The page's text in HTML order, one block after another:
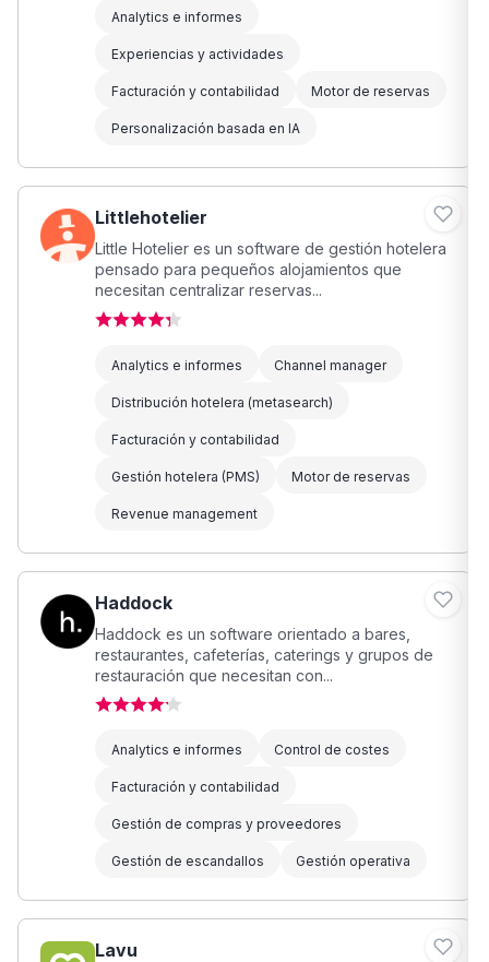
Analytics e informes
Experiencias y actividades
Facturación y contabilidad Motor de reservas
Personalización basada en IA
Littlehotelier
Little Hotelier es un software de gestión hotelera
pensado para pequeños alojamientos que
necesitan centralizar reservas...
Analytics e informes Channel manager
Distribución hotelera (metasearch)
Facturación y contabilidad
Gestión hotelera (PMS) Motor de reservas
Revenue management
Haddock
Haddock es un software orientado a bares,
restaurantes, cafeterías, caterings y grupos de
restauración que necesitan con...
Analytics e informes Control de costes
Facturación y contabilidad
Gestión de compras y proveedores
Gestión de escandallos Gestión operativa
Lavu